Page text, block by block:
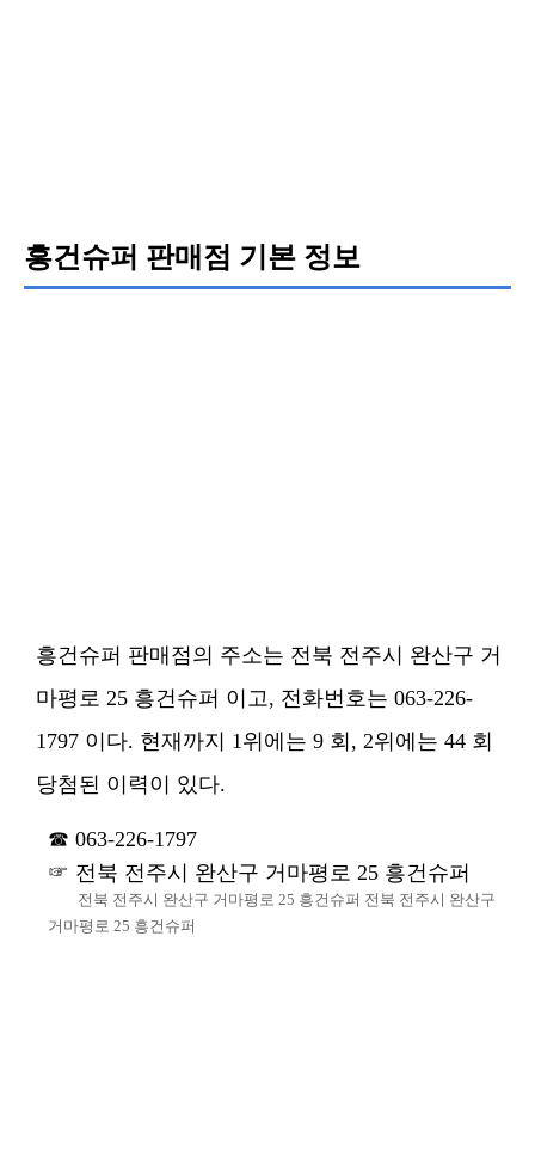
흥건슈퍼 판매점 기본 정보
흥건슈퍼 판매점의 주소는 전북 전주시 완산구 거
마평로 25 흥건슈퍼 이고, 전화번호는 063-226-
1797 이다. 현재까지 1위에는 9 회, 2위에는 44 회
당첨된 이력이 있다.
063-226-1797
전북 전주시 완산구 거마평로 25 흥건슈퍼
전북 전주시 완산구 거마평로 25 흥건슈퍼 전북 전주시 완산구
거마평로 25 흥건슈퍼